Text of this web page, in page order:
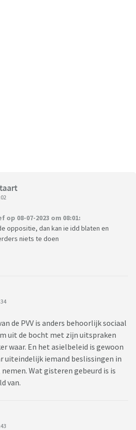
08-07-2023 om 08:01:
oppositie, dan kan ie idd blaten en
niets te doen
de PVV is anders behoorlijk sociaal
uit de bocht met zijn uitspraken
waar. En het asielbeleid is gewoon
uiteindelijk iemand beslissingen in
Wat gisteren gebeurd is is
van.